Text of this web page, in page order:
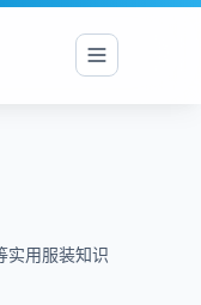
实用服装知识